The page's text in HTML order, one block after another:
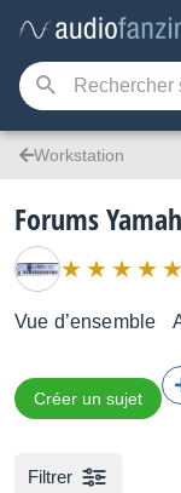
Workstation
Forums
Vue d’ensemble
Créer un sujet
Filtrer